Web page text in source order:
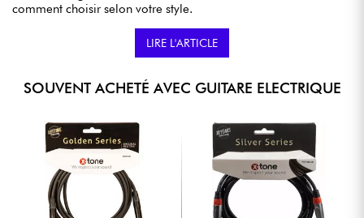
comment choisir selon votre style.
LIRE L'ARTICLE
SOUVENT ACHETÉ AVEC GUITARE ELECTRIQUE